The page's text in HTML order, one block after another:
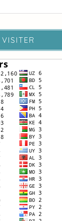
VISITER